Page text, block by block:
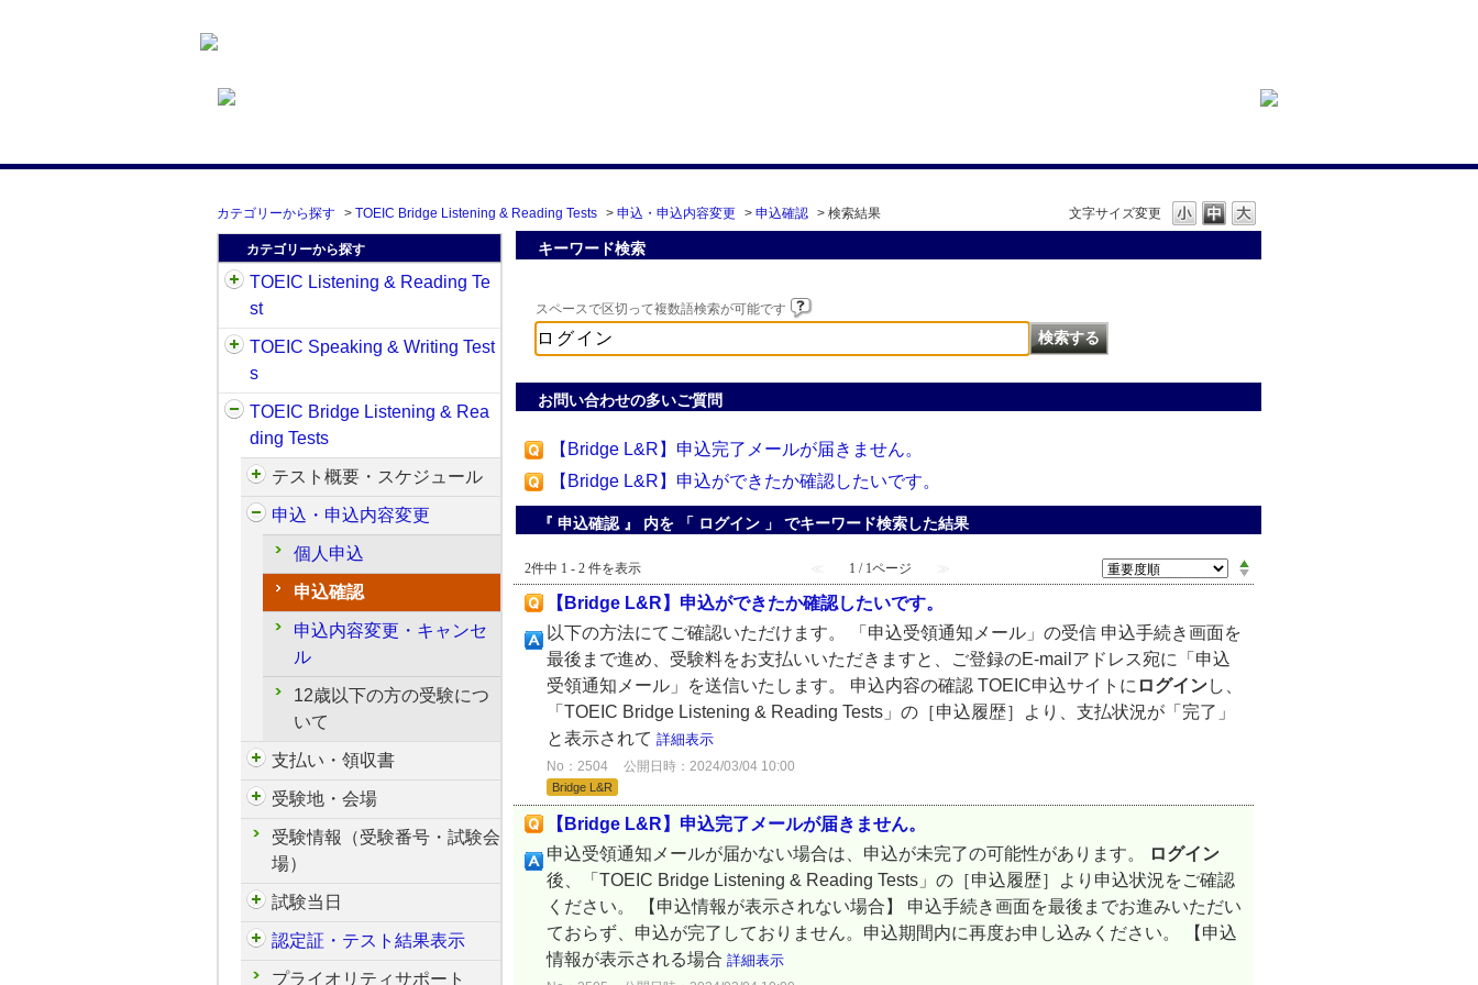
文字サイズ変更
カテゴリーから探す > TOEIC Bridge Listening & Reading Tests > 申込・申込内容変更 > 申込確認 > 検索結果
カテゴリーから探す
TOEIC Listening & Reading Te
st
TOEIC Speaking & Writing Test
s
TOEIC Bridge Listening & Rea
ding Tests
テスト概要・スケジュール
申込・申込内容変更
個人申込
申込確認
申込内容変更・キャンセ
ル
12歳以下の方の受験につ
いて
支払い・領収書
受験地・会場
受験情報（受験番号・試験会
場）
試験当日
認定証・テスト結果表示
プライオリティサポート
キーワード検索
スペースで区切って複数語検索が可能です
お問い合わせの多いご質問
【Bridge L&R】申込完了メールが届きません。
【Bridge L&R】申込ができたか確認したいです。
『 申込確認 』 内を 「 ログイン 」 でキーワード検索した結果
2件中 1 - 2 件を表示 ≪ 1 / 1ページ ≫
【Bridge L&R】申込ができたか確認したいです。
以下の方法にてご確認いただけます。 「申込受領通知メール」の受信 申込手続き画面を
最後まで進め、受験料をお支払いいただきますと、ご登録のE-mailアドレス宛に「申込
受領通知メール」を送信いたします。 申込内容の確認 TOEIC申込サイトに ログインし、
「TOEIC Bridge Listening & Reading Tests」の［申込履歴］より、支払状況が「完了」
と表示されて 詳細表示
No：2504 公開日時：2024/03/04 10:00
Bridge L&R
【Bridge L&R】申込完了メールが届きません。
申込受領通知メールが届かない場合は、申込が未完了の可能性があります。
ログイン
後、「TOEIC Bridge Listening & Reading Tests」の［申込履歴］より申込状況をご確認
ください。 【申込情報が表示されない場合】 申込手続き画面を最後までお進みいただい
ておらず、申込が完了しておりません。申込期間内に再度お申し込みください。 【申込
情報が表示される場合 詳細表示